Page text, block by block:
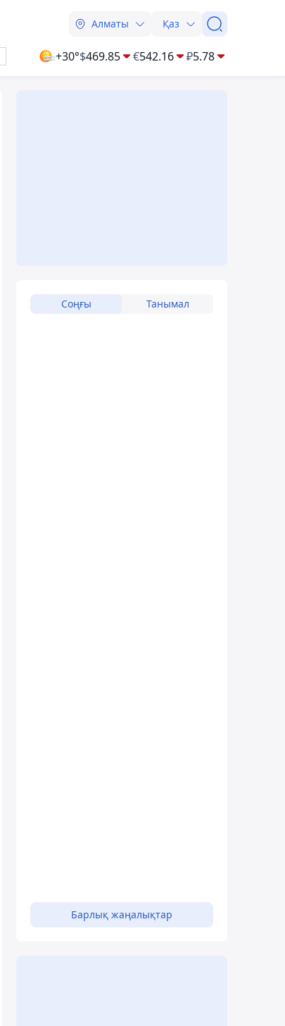
Алматы Қаз
+30°$469.85 €542.16 ₽5.78
Соңғы Танымал
Барлық жаңалықтар